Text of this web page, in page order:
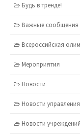
Будь в тренде!
Важные сообщения
Всероссийская
Мероприятия
Новости
Новости управления
Новости учреждений